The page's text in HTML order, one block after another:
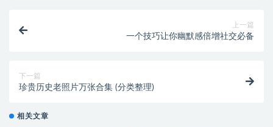
上一篇
一个技巧让你幽默感倍增社交必备
下一篇
珍贵历史老照片万张合集 (分类整理)
相关文章